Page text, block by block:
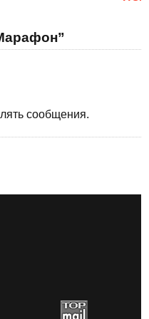
сообщения.